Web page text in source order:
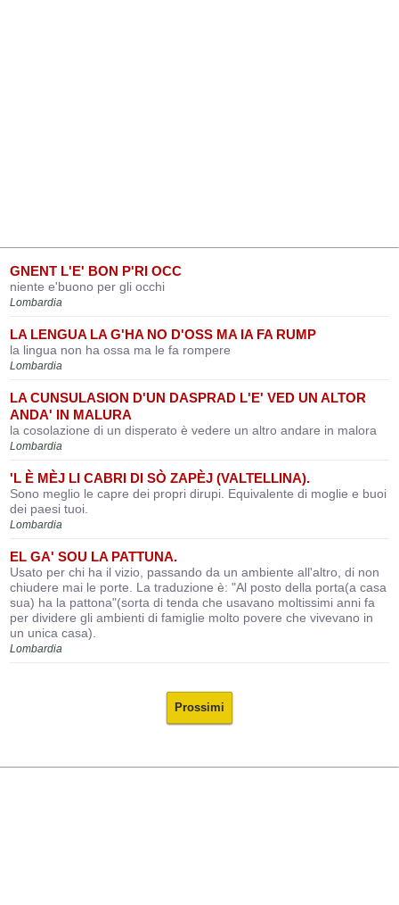
GNENT L'E' BON P'RI OCC
niente e'buono per gli occhi
Lombardia
LA LENGUA LA G'HA NO D'OSS MA IA FA RUMP
la lingua non ha ossa ma le fa rompere
Lombardia
LA CUNSULASION D'UN DASPRAD L'E' VED UN ALTOR
ANDA' IN MALURA
la cosolazione di un disperato è vedere un altro andare in malora
Lombardia
'L È MÈJ LI CABRI DI SÒ ZAPÈJ (VALTELLINA).
Sono meglio le capre dei propri dirupi. Equivalente di moglie e buoi
dei paesi tuoi.
Lombardia
EL GA' SOU LA PATTUNA.
Usato per chi ha il vizio, passando da un ambiente all'altro, di non
chiudere mai le porte. La traduzione è: "Al posto della porta(a casa
sua) ha la pattona"(sorta di tenda che usavano moltissimi anni fa
per dividere gli ambienti di famiglie molto povere che vivevano in
un unica casa).
Lombardia
Prossimi